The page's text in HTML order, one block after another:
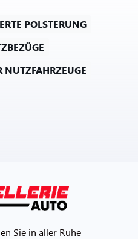
POLSTERUNG
NUTZFAHRZEUGE
Sie in aller Ruhe